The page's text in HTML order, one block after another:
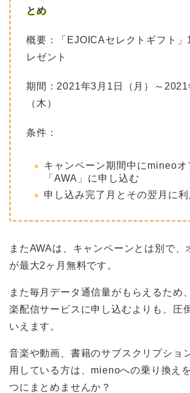
とめ
概要：「EJOICAセレクトギフト
レゼント
期間：2021年3月1日（月）～2021
（木）
条件：
キャンペーン期間中にmineoオ
「AWA」に申し込む
申し込み完了月とその翌月に利
またAWAは、キャンペーンとは別で、
が最大2ヶ月無料です。
また毎月データ通信量がもらえるため
楽配信サービスに申し込むよりも、圧
いえます。
音楽や動画、書籍のサブスクリプショ
用している方は、mienoへの乗り換え
つにまとめませんか？